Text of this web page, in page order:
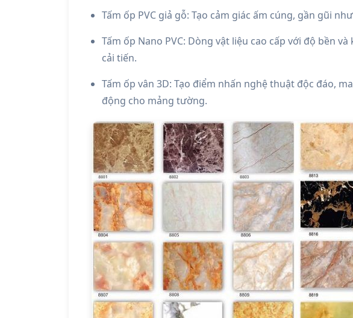
Tấm ốp PVC giả gỗ: Tạo cảm giác ấm cúng, gần gũi
Tấm ốp Nano PVC: Dòng vật liệu cao cấp với độ bền
cải tiến.
Tấm ốp vân 3D: Tạo điểm nhấn nghệ thuật độc đáo,
động cho mảng tường.